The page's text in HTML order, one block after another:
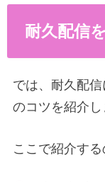
耐久配信
では、耐久配
のコツを紹介し
ここで紹介する